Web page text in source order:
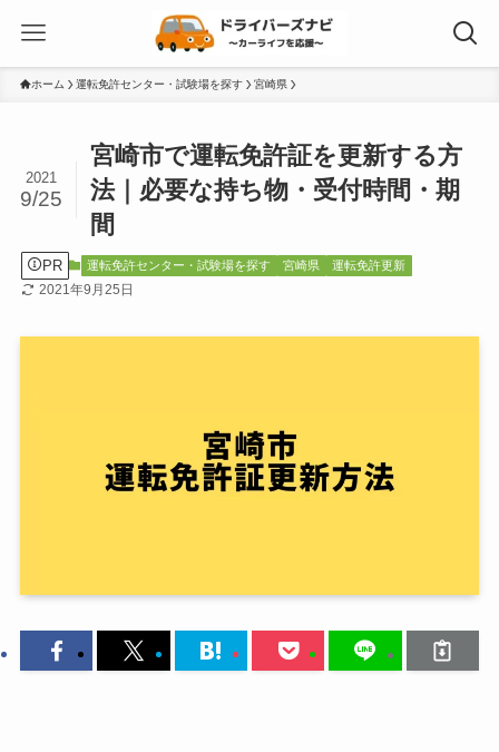
ホーム 運転免許センター・試験場を探す 宮崎県
宮崎市で運転免許証を更新する方
法｜必要な持ち物・受付時間・期
間
2021
9/25
PR 運転免許センター・試験場を探す 宮崎県 運転免許更新
2021年9月25日